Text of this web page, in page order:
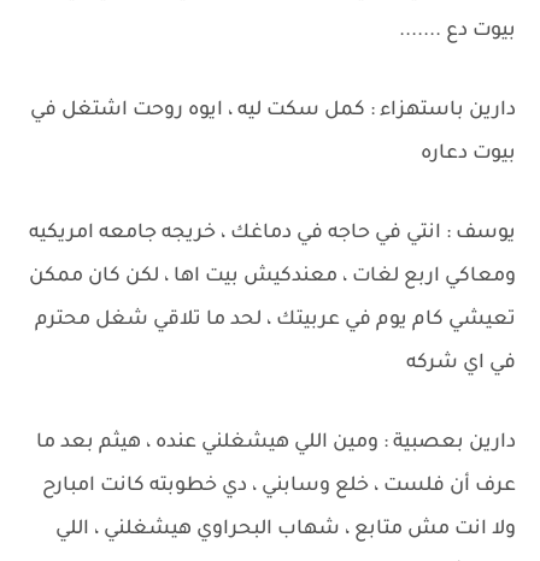
بيوت دع .......
دارين باستهزاء : كمل سكت ليه ، ايوه روحت اشتغل في
بيوت دعاره
يوسف : انتي في حاجه في دماغك ، خريجه جامعه امريكيه
ومعاكي اربع لغات ، معندكيش بيت اها ، لكن كان ممكن
تعيشي كام يوم في عربيتك ، لحد ما تلاقي شغل محترم
في اي شركه
دارين بعصبية : ومين اللي هيشغلني عنده ، هيثم بعد ما
عرف أن فلست ، خلع وسابني ، دي خطوبته كانت امبارح
ولا انت مش متابع ، شهاب البحراوي هيشغلني ، اللي